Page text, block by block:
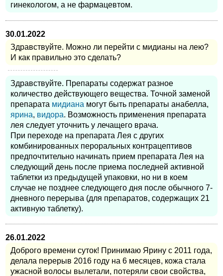
гинекологом, а не фармацевтом.
30.01.2022
Здравствуйте. Можно ли перейти с мидианы на лею?
И как правильно это сделать?
Здравствуйте. Препараты содержат разное
количество действующего вещества. Точной заменой
препарата мидиана могут быть препараты анабелла,
ярина, видора. Возможность применения препарата
лея следует уточнить у лечащего врача.
При переходе на препарата Лея с других
комбинированных пероральных контрацептивов
предпочтительно начинать прием препарата Лея на
следующий день после приема последней активной
таблетки из предыдущей упаковки, но ни в коем
случае не позднее следующего дня после обычного 7-
дневного перерыва (для препаратов, содержащих 21
активную таблетку).
26.01.2022
Доброго времени суток! Принимаю Ярину с 2011 года,
делала перерыв 2016 году на 6 месяцев, кожа стала
ужасной волосы вылетали, потеряли свои свойства,